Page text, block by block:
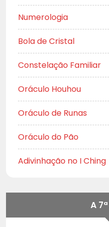
Numerologia
Bola de Cristal
Constelação Familiar
Oráculo Houhou
Oráculo de Runas
Oráculo do Pão
Adivinhação no I Ching
A